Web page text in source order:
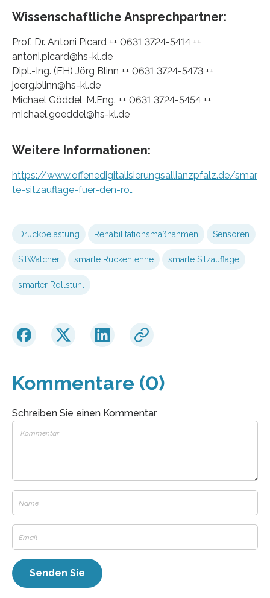
Wissenschaftliche Ansprechpartner:
Prof. Dr. Antoni Picard ++ 0631 3724-5414 ++
antoni.picard@hs-kl.de
Dipl.-Ing. (FH) Jörg Blinn ++ 0631 3724-5473 ++
joerg.blinn@hs-kl.de
Michael Göddel, M.Eng. ++ 0631 3724-5454 ++
michael.goeddel@hs-kl.de
Weitere Informationen:
https://www.offenedigitalisierungsallianzpfalz.de/smar
te-sitzauflage-fuer-den-ro…
Druckbelastung Rehabilitationsmaßnahmen Sensoren
SitWatcher smarte Rückenlehne smarte Sitzauflage
smarter Rollstuhl
Kommentare (0)
Schreiben Sie einen Kommentar